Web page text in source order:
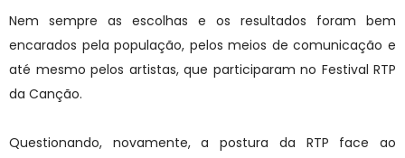
Nem sempre as escolhas e os resultados foram bem
encarados pela população, pelos meios de comunicação e
até mesmo pelos artistas, que participaram no Festival RTP
da Canção.
Questionando, novamente, a postura da RTP face ao